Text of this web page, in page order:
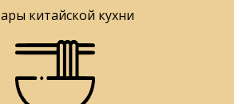
китайской кухни